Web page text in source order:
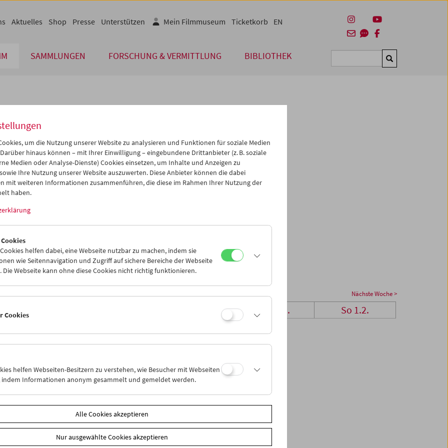
SAMMLUNGEN FORSCHUNG & VERMITTLUNG BIBLIOTHEK Suchen
Aktuelles Shop Presse Unterstützen Mein Filmmuseum Ticketkorb EN
Jan 2015 >>
Mi Do Fr Sa So
31 01 02 03
04
07 08 09 10
11
14 15
21 22
04
iCalender
Programmheft-PDF
English language or subtitles
Nächste Woche >
Mi 28.1. Sa 31.1. So 1.2.
um die Nutzung unserer Website zu analysieren und Funktionen für soziale Medien
hinaus können – mit Ihrer Einwilligung – eingebundene Drittanbieter (z. B. soziale
Medien oder Analyse-Dienste) Cookies einsetzen, um Inhalte und Anzeigen zu
Ihre Nutzung unserer Website auszuwerten. Diese Anbieter können die dabei
mit weiteren Informationen zusammenführen, die diese im Rahmen Ihrer Nutzung der
haben.
helfen dabei, eine Webseite nutzbar zu machen, indem sie
wie Seitennavigation und Zugriff auf sichere Bereiche der Webseite
Die Webseite kann ohne diese Cookies nicht richtig funktionieren.
Cookies
helfen Webseiten-Besitzern zu verstehen, wie Besucher mit Webseiten
indem Informationen anonym gesammelt und gemeldet werden.
Alle Cookies akzeptieren
Nur ausgewählte Cookies akzeptieren